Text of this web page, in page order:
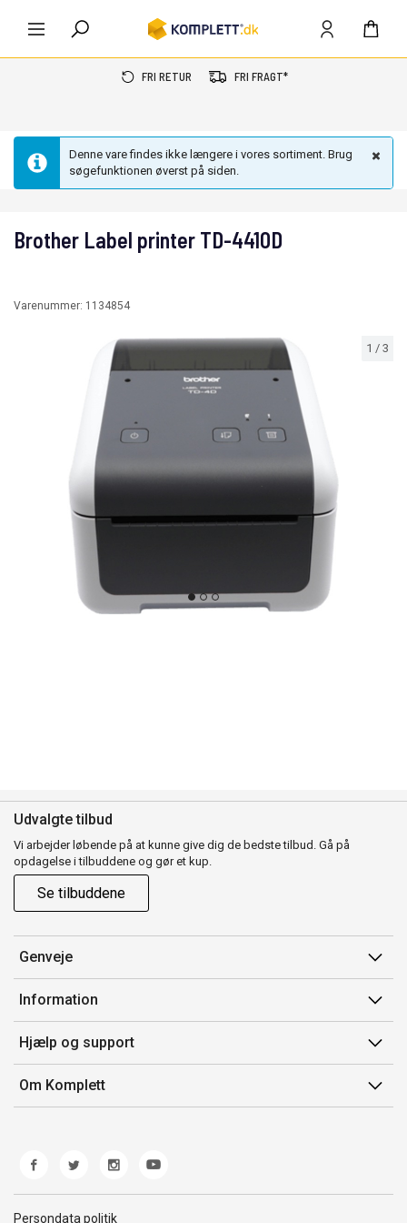
FRI RETUR FRI FRAGT*
Denne vare findes ikke længere i vores sortiment. Brug
søgefunktionen øverst på siden.
1 / 3
Brother Label printer TD-4410D
Varenummer: 1134854
Udvalgte tilbud
Vi arbejder løbende på at kunne give dig de bedste tilbud. Gå på
opdagelse i tilbuddene og gør et kup.
Se tilbuddene
Genveje
Min side
Ordrehistorik
Gavekort
Information
Salgsbetingelser
Mærker/producent
Fortrydelsesret
Hjælp og support
Kontakt os
Kundeservice
Fejl/Mangler
Fragt og levering
Om Komplett
Persondata politik